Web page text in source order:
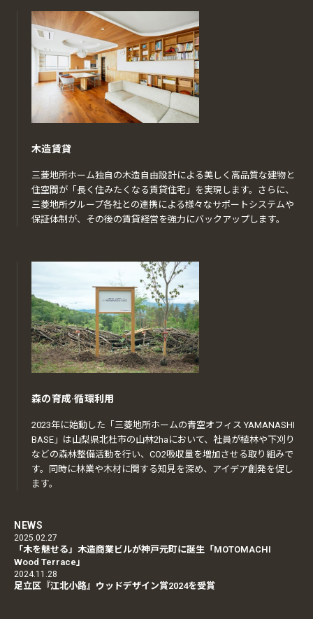
木造賃貸
三菱地所ホーム独自の木造自由設計による美しく高品質な建物と
住空間が「長く住みたくなる賃貸住宅」を実現します。さらに、
三菱地所グループ各社との連携による様々なサポートシステムや
保証体制が、その後の賃貸経営を強力にバックアップします。
森の育成·循環利用
2023年に始動した「三菱地所ホームの青空オフィス YAMANASHI
BASE」は山梨県北杜市の山林2haにおいて、社員が植林や下刈り
などの森林整備活動を行い、CO2吸収量を増加させる取り組みで
す。同時に林業や木材に関する知見を深め、アイデア創発を促し
ます。
NEWS
2025.02.27
「木を魅せる」木造商業ビルが神戸元町に誕生「MOTOMACHI
Wood Terrace」
2024.11.28
足立区『江北小路』ウッドデザイン賞2024を受賞